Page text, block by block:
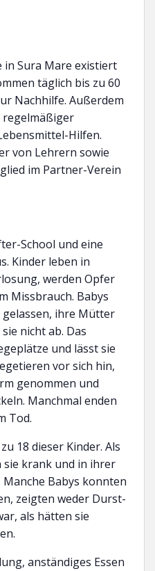
in Sura Mare existiert
täglich bis zu 60
Nachhilfe. Außerdem
regelmäßiger
Hilfen.
von Lehrern sowie
im Partner-Verein
School und eine
Kinder leben in
werden Opfer
Missbrauch. Babys
ihre Mütter
nicht ab. Das
und lässt sie
vor sich hin,
genommen und
Manchmal enden
Tod.
18 dieser Kinder. Als
sie krank und in ihrer
Babys konnten
zeigten weder Durst-
als hätten sie
anständiges Essen